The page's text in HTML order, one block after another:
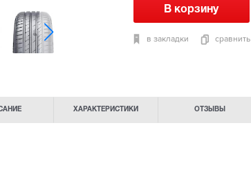
в закладки сравнить
ХАРАКТЕРИСТИКИ ОТЗЫВЫ